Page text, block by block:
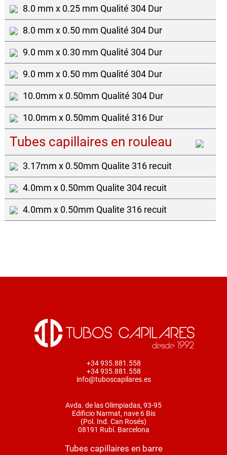
8.0 mm x 0.25 mm Qualité 304 Dur
8.0 mm x 0.50 mm Qualité 304 Dur
9.0 mm x 0.30 mm Qualité 304 Dur
9.0 mm x 0.50 mm Qualité 304 Dur
10.0mm x 0.50mm Qualité 304 Dur
10.0mm x 0.50mm Qualité 316 Dur
Tubes capillaires en rouleau
3.17mm x 0.50mm Qualite 316 recuit
4.0mm x 0.50mm Qualite 304 recuit
4.0mm x 0.50mm Qualite 316 recuit
+34 935.881.558
+34 935.881.558
info@tuboscapilares.es
Avda. de las Olimpiadas, 93-95
Edificio Narmat, nave 6 Bis
(Pol. Ind. Can Rosés)
08191 Rubí. Barcelona
Tubes capillaires en barre